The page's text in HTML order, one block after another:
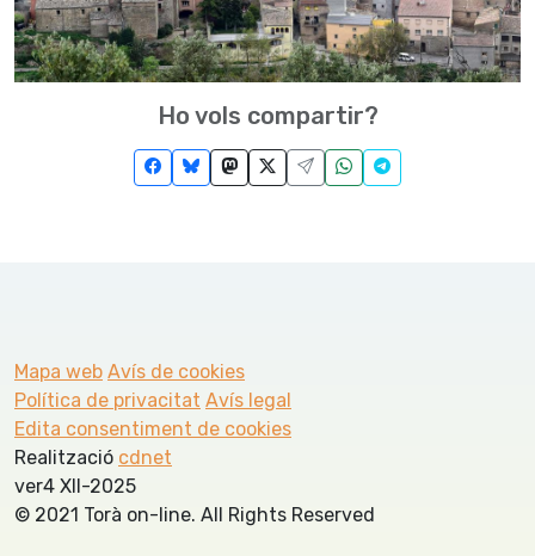
Ho vols compartir?
Mapa web Avís de cookies
Política de privacitat Avís legal
Edita consentiment de cookies
Realització cdnet
ver4 XII-2025
© 2021 Torà on-line. All Rights Reserved